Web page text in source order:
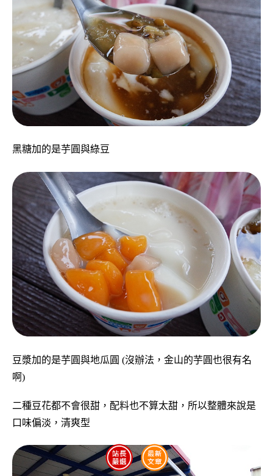
黑糖加的是芋圓與綠豆
豆漿加的是芋圓與地瓜圓 (沒辦法，金山的芋圓也很有名
啊)
二種豆花都不會很甜，配料也不算太甜，所以整體來說是
口味偏淡，清爽型